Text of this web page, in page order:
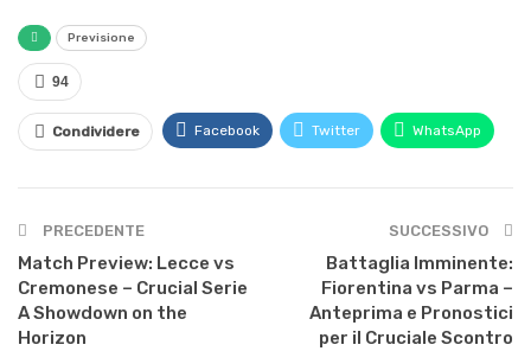
Previsione
94
Condividere Facebook Twitter WhatsApp
PRECEDENTE
Match Preview: Lecce vs
Cremonese – Crucial Serie
A Showdown on the
Horizon
SUCCESSIVO
Battaglia Imminente:
Fiorentina vs Parma –
Anteprima e Pronostici
per il Cruciale Scontro